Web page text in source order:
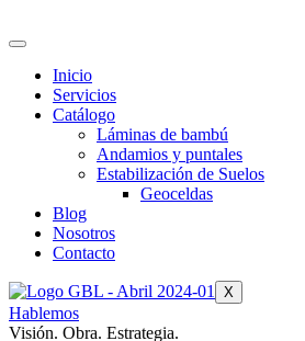
Inicio
Servicios
Catálogo
Láminas de bambú
Andamios y puntales
Estabilización de Suelos
Geoceldas
Blog
Nosotros
Contacto
X
Hablemos
Visión. Obra. Estrategia.